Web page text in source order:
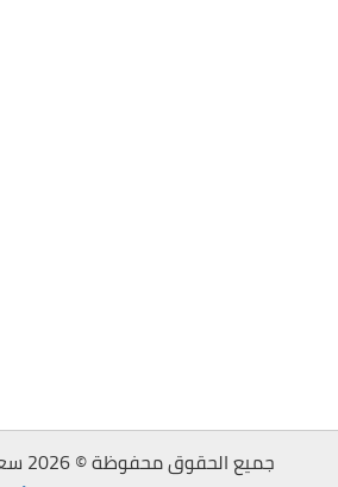
جميع الحقوق محفوظة © 2026 سعر الذهب اليومي